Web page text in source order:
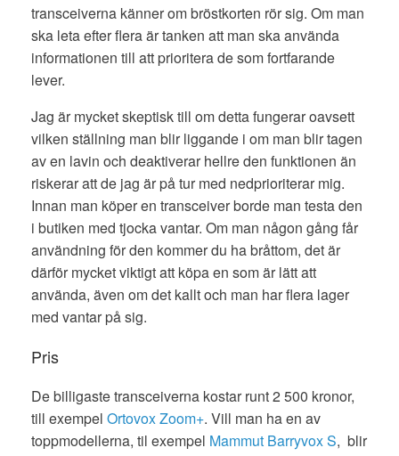
transceiverna känner om bröstkorten rör sig. Om man
ska leta efter flera är tanken att man ska använda
informationen till att prioritera de som fortfarande
lever.
Jag är mycket skeptisk till om detta fungerar oavsett
vilken ställning man blir liggande i om man blir tagen
av en lavin och deaktiverar hellre den funktionen än
riskerar att de jag är på tur med nedprioriterar mig.
Innan man köper en transceiver borde man testa den
i butiken med tjocka vantar. Om man någon gång får
användning för den kommer du ha bråttom, det är
därför mycket viktigt att köpa en som är lätt att
använda, även om det kallt och man har flera lager
med vantar på sig.
Pris
De billigaste transceiverna kostar runt 2 500 kronor,
till exempel Ortovox Zoom+. Vill man ha en av
toppmodellerna, til exempel Mammut Barryvox S, blir